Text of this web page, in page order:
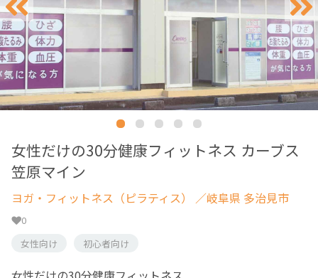
女性だけの30分健康フィットネス カーブス
笠原マイン
ヨガ・フィットネス（ピラティス） ／岐阜県 多治見市
0
女性向け
初心者向け